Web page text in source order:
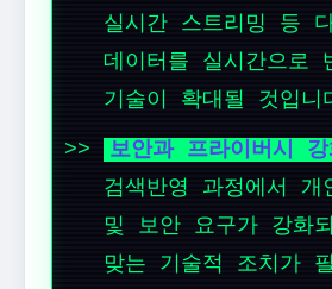
실시간 스트리밍 등
데이터를 실시간으로
기술이 확대될 것입니
보안과 프라이버시
검색반영 과정에서 개
및 보안 요구가 강화
맞는 기술적 조치가